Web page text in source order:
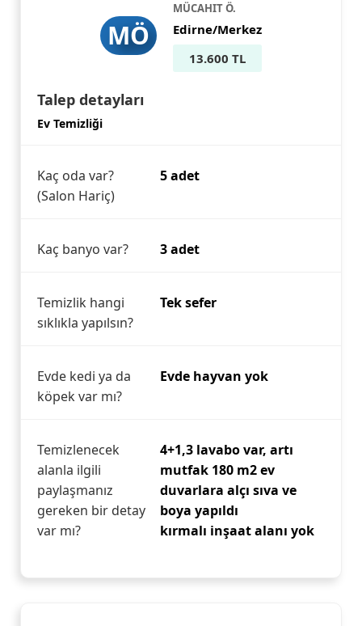
MÖ
MÜCAHIT Ö.
Edirne/Merkez
13.600 TL
Talep detayları
Ev Temizliği
Kaç oda var?
(Salon Hariç)
5 adet
Kaç banyo var? 3 adet
Temizlik hangi
sıklıkla yapılsın?
Tek sefer
Evde kedi ya da
köpek var mı?
Evde hayvan yok
Temizlenecek
alanla ilgili
paylaşmanız
gereken bir detay
var mı?
4+1,3 lavabo var, artı
mutfak 180 m2 ev
duvarlara alçı sıva ve
boya yapıldı
kırmalı inşaat alanı yok